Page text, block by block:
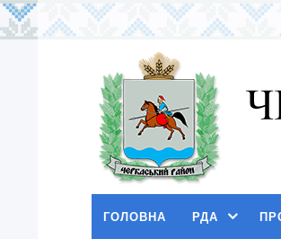
ГОЛОВНА РДА